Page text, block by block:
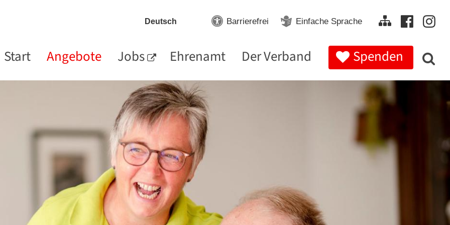
Start Angebote Jobs Ehrenamt Der Verband Spenden
Barrierefrei Einfache Sprache